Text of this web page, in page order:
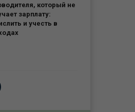
который не
зарплату:
и учесть в